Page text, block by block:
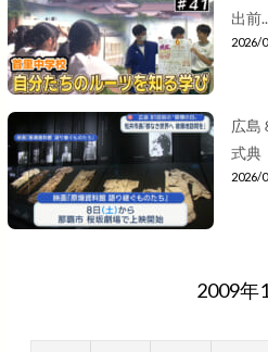
出前
2026/
広島
式典
2026/
2009年